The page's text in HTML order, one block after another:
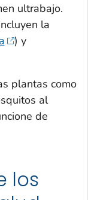
ultrabajo.
la
) y
plantas como
al
de
los